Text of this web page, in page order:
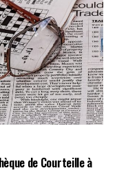
de Courteille à